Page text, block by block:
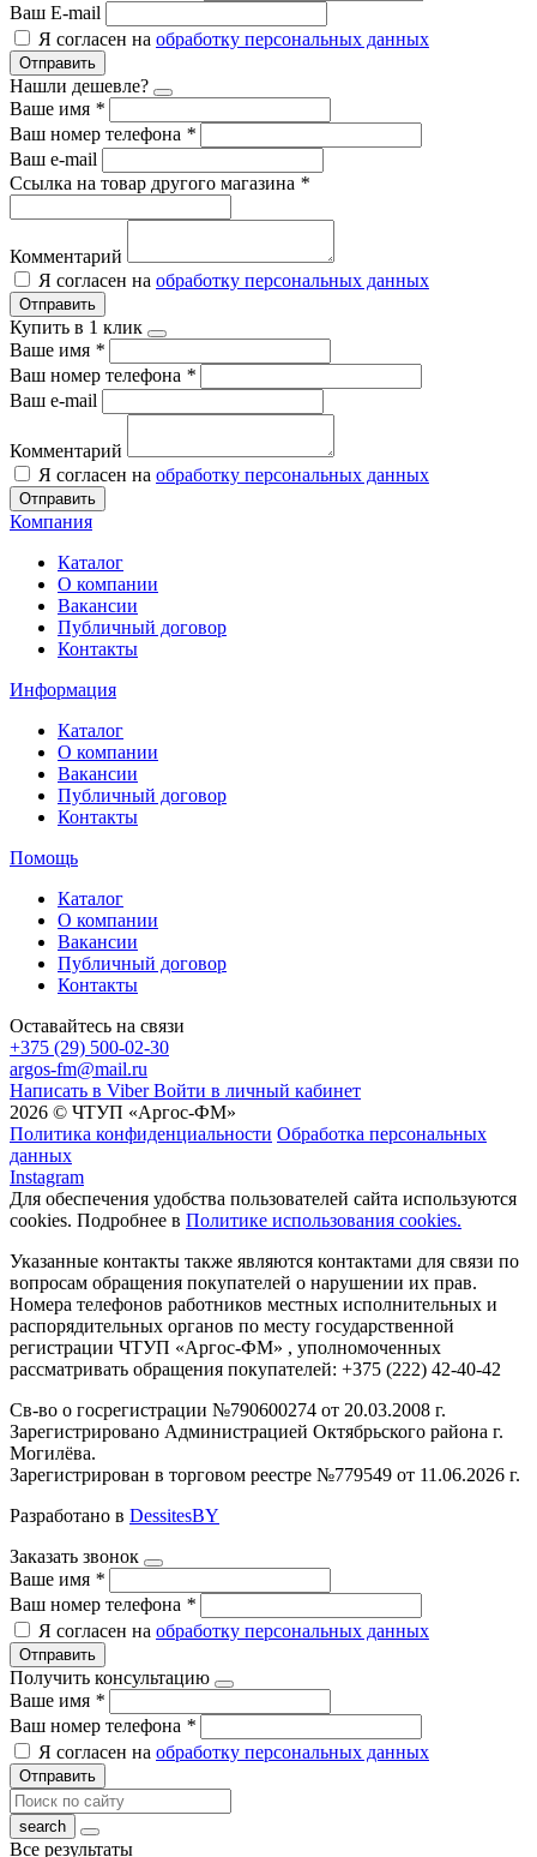
Ваш E-mail
Я согласен на обработку персональных данных
Отправить
Нашли дешевле?
Ваше имя *
Ваш номер телефона *
Ваш e-mail
Ссылка на товар другого магазина *
Комментарий
Я согласен на обработку персональных данных
Отправить
Купить в 1 клик
Ваше имя *
Ваш номер телефона *
Ваш e-mail
Комментарий
Я согласен на обработку персональных данных
Отправить
Компания
Каталог
О компании
Вакансии
Публичный договор
Контакты
Информация
Каталог
О компании
Вакансии
Публичный договор
Контакты
Помощь
Каталог
О компании
Вакансии
Публичный договор
Контакты
Оставайтесь на связи
+375 (29) 500-02-30
argos-fm@mail.ru
Написать в Viber Войти в личный кабинет
2026 © ЧТУП «Аргос-ФМ»
Политика конфиденциальности Обработка персональных
данных
Instagram
Для обеспечения удобства пользователей сайта используются
cookies. Подробнее в Политике использования cookies.
Указанные контакты также являются контактами для связи по
вопросам обращения покупателей о нарушении их прав.
Номера телефонов работников местных исполнительных и
распорядительных органов по месту государственной
регистрации ЧТУП «Аргос-ФМ» , уполномоченных
рассматривать обращения покупателей: +375 (222) 42-40-42
Св-во о госрегистрации №790600274 от 20.03.2008 г.
Зарегистрировано Администрацией Октябрьского района г.
Могилёва.
Зарегистрирован в торговом реестре №779549 от 11.06.2026 г.
Разработано в DessitesBY
Заказать звонок
Ваше имя *
Ваш номер телефона *
Я согласен на обработку персональных данных
Отправить
Получить консультацию
Ваше имя *
Ваш номер телефона *
Я согласен на обработку персональных данных
Отправить
Все результаты